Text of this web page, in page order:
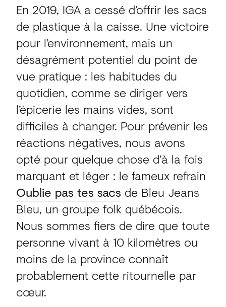
En 2019, IGA a cessé d’offrir les sacs
de plastique à la caisse. Une victoire
pour l’environnement, mais un
désagrément potentiel du point de
vue pratique : les habitudes du
quotidien, comme se diriger vers
l’épicerie les mains vides, sont
difficiles à changer. Pour prévenir les
réactions négatives, nous avons
opté pour quelque chose d’à la fois
marquant et léger : le fameux refrain
Oublie pas tes sacs de Bleu Jeans
Bleu, un groupe folk québécois.
Nous sommes fiers de dire que toute
personne vivant à 10 kilomètres ou
moins de la province connaît
probablement cette ritournelle par
cœur.